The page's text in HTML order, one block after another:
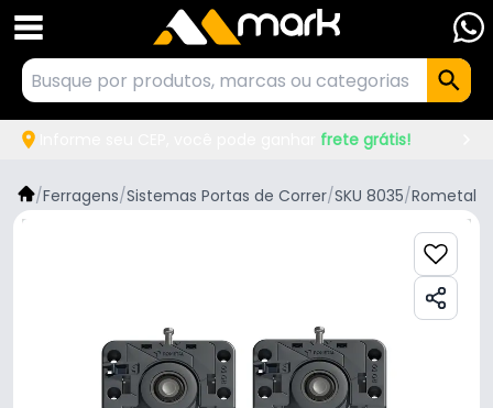
frete grátis!
/Ferragens/Sistemas Portas de Correr/SKU 8035/Rometal